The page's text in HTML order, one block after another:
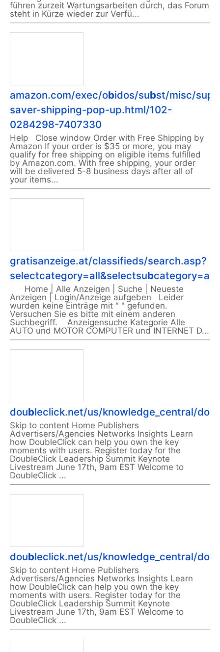
führen zurzeit Wartungsarbeiten durch, das Forum
steht in Kürze wieder zur Verfü...
amazon.com/exec/obidos/subst/misc/
saver-shipping-pop-up.html/102-
0284298-7407330
Help Close window Order with Free Shipping by
Amazon If your order is $35 or more, you may
qualify for free shipping on eligible items fulfilled
by Amazon.com. With free shipping, your order
will be delivered 5-8 business days after all of
your items...
gratisanzeige.at/classifieds/search.asp?
selectcategory=all&selectsub
Home | Alle Anzeigen | Suche | Neueste
Anzeigen | Login/Anzeige aufgeben Leider
wurden keine Einträge mit " " gefunden.
Versuchen Sie es bitte mit einem anderen
Suchbegriff. Anzeigensuche Kategorie Alle
AUTO und MOTOR COMPUTER und INTERNET D...
doubleclick.net/us/knowledge_central/
Skip to content Home Publishers
Advertisers/Agencies Networks Insights Learn
how DoubleClick can help you own the key
moments with users. Register today for the
DoubleClick Leadership Summit Keynote
Livestream June 17th, 9am EST Welcome to
DoubleClick ...
doubleclick.net/us/knowledge_central/
Skip to content Home Publishers
Advertisers/Agencies Networks Insights Learn
how DoubleClick can help you own the key
moments with users. Register today for the
DoubleClick Leadership Summit Keynote
Livestream June 17th, 9am EST Welcome to
DoubleClick ...